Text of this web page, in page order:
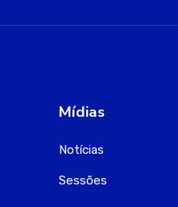
Mídias
Notícias
Sessões